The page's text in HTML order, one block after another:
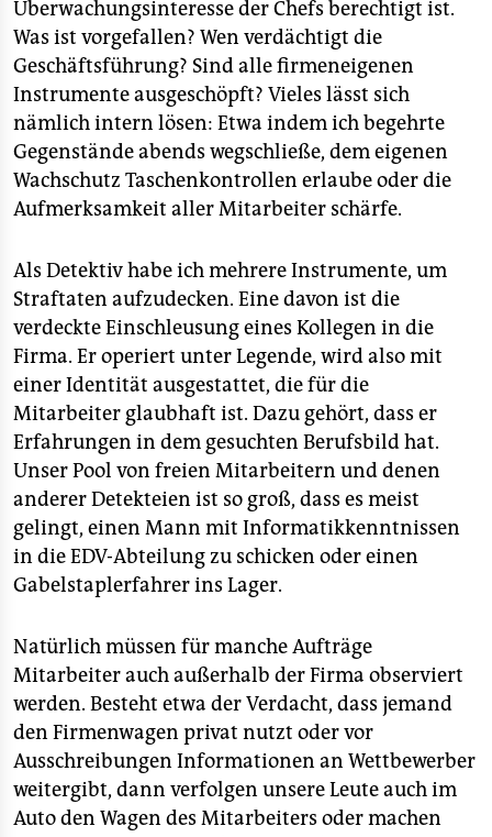
Überwachungsinteresse der Chefs berechtigt ist.
Was ist vorgefallen? Wen verdächtigt die
Geschäftsführung? Sind alle firmeneigenen
Instrumente ausgeschöpft? Vieles lässt sich
nämlich intern lösen: Etwa indem ich begehrte
Gegenstände abends wegschließe, dem eigenen
Wachschutz Taschenkontrollen erlaube oder die
Aufmerksamkeit aller Mitarbeiter schärfe.
Als Detektiv habe ich mehrere Instrumente, um
Straftaten aufzudecken. Eine davon ist die
verdeckte Einschleusung eines Kollegen in die
Firma. Er operiert unter Legende, wird also mit
einer Identität ausgestattet, die für die
Mitarbeiter glaubhaft ist. Dazu gehört, dass er
Erfahrungen in dem gesuchten Berufsbild hat.
Unser Pool von freien Mitarbeitern und denen
anderer Detekteien ist so groß, dass es meist
gelingt, einen Mann mit Informatikkenntnissen
in die EDV-Abteilung zu schicken oder einen
Gabelstaplerfahrer ins Lager.
Natürlich müssen für manche Aufträge
Mitarbeiter auch außerhalb der Firma observiert
werden. Besteht etwa der Verdacht, dass jemand
den Firmenwagen privat nutzt oder vor
Ausschreibungen Informationen an Wettbewerber
weitergibt, dann verfolgen unsere Leute auch im
Auto den Wagen des Mitarbeiters oder machen